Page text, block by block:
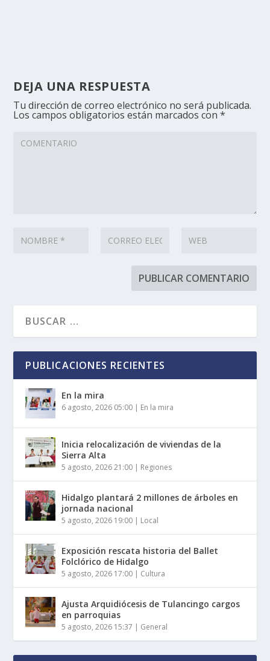
DEJA UNA RESPUESTA
Tu dirección de correo electrónico no será publicada.
Los campos obligatorios están marcados con*
PUBLICACIONES RECIENTES
En la mira
6 agosto, 2026 05:00 | En la mira
Inicia relocalización de viviendas de la
Sierra Alta
5 agosto, 2026 21:00 | Regiones
Hidalgo plantará 2 millones de árboles en
jornada nacional
5 agosto, 2026 19:00 | Local
Exposición rescata historia del Ballet
Folclórico de Hidalgo
5 agosto, 2026 17:00 | Cultura
Ajusta Arquidiócesis de Tulancingo cargos
en parroquias
5 agosto, 2026 15:37 | General